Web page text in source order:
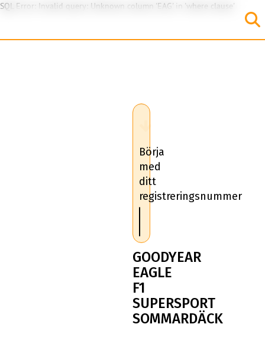
SQL Error: Invalid query: Unknown column 'EAG' in 'where clause'
Börja
med
ditt
registreringsnummer
GOODYEAR
EAGLE
F1
SUPERSPORT
SOMMARDÄCK